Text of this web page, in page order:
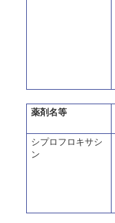
薬剤名等
シプロフロキサシ
ン